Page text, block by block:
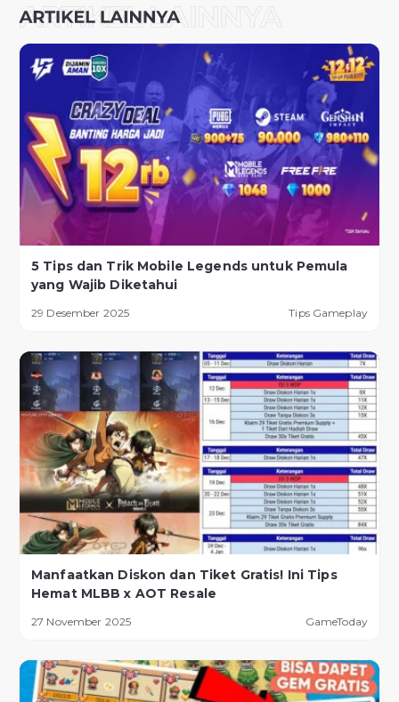
5 Tips dan Trik Mobile Legends untuk Pemula
yang Wajib Diketahui
29 Desember 2025 Tips Gameplay
Manfaatkan Diskon dan Tiket Gratis! Ini Tips
Hemat MLBB x AOT Resale
27 November 2025 GameToday